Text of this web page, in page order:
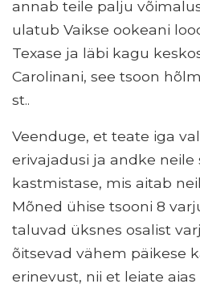
annab teile palju
ulatub Vaikse ookeani
Texase ja läbi kagu
Carolinani, see tsoon
st..
Veenduge, et teate iga
erivajadusi ja andke neile
kastmistase, mis aitab
Mõned ühise tsooni 8
taluvad üksnes osalist
õitsevad vähem päikese
erinevust, nii et leiate